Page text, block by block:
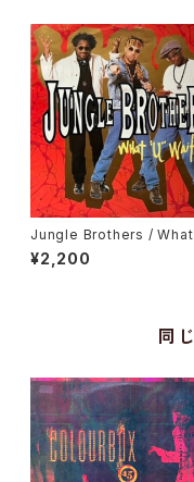
Jungle Brothers / What
Waitin' "4"?
¥2,200
同